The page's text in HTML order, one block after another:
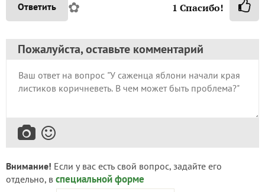
Ответить ✿ 1 Спасибо!
Пожалуйста, оставьте комментарий
Внимание! Если у вас есть свой вопрос, задайте его
отдельно, в специальной форме